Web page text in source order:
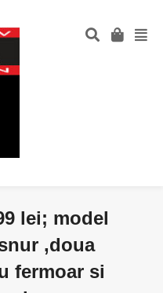
lei; model
,doua
fermoar si